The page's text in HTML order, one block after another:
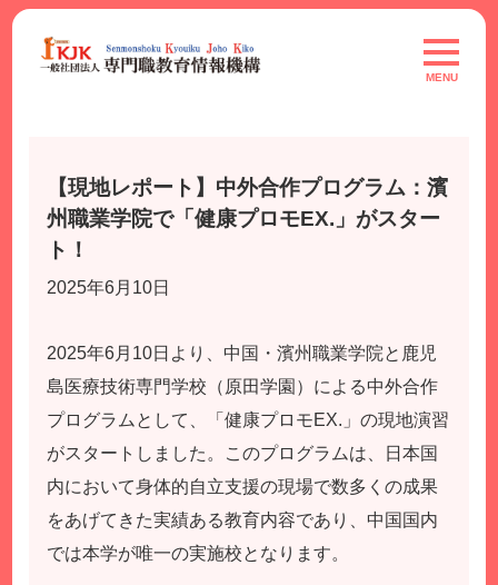
Skip
content
toggle
MENU
【現地レポート】中外合作プログラム：濱
州職業学院で「健康プロモEX.」がスター
ト！
2025年6月10日
2025年6月10日より、中国・濱州職業学院と鹿児
島医療技術専門学校（原田学園）による中外合作
プログラムとして、「健康プロモEX.」の現地演習
がスタートしました。このプログラムは、日本国
内において身体的自立支援の現場で数多くの成果
をあげてきた実績ある教育内容であり、中国国内
では本学が唯一の実施校となります。